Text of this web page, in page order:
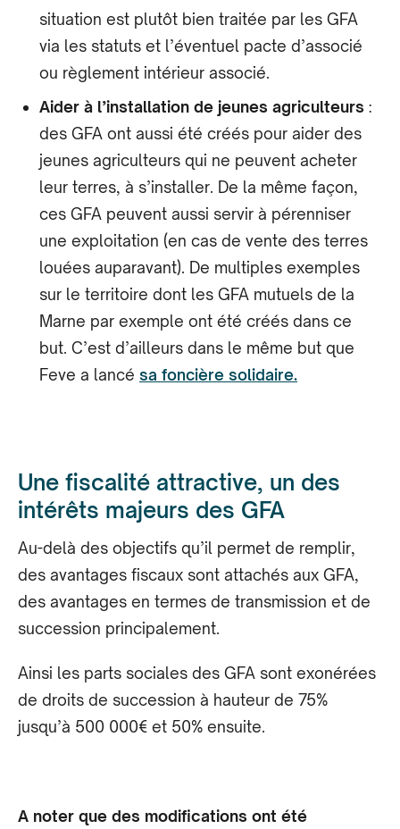
situation est plutôt bien traitée par les GFA
via les statuts et l’éventuel pacte d’associé
ou règlement intérieur associé.
Aider à l’installation de jeunes agriculteurs :
des GFA ont aussi été créés pour aider des
jeunes agriculteurs qui ne peuvent acheter
leur terres, à s’installer. De la même façon,
ces GFA peuvent aussi servir à pérenniser
une exploitation (en cas de vente des terres
louées auparavant). De multiples exemples
sur le territoire dont les GFA mutuels de la
Marne par exemple ont été créés dans ce
but. C’est d’ailleurs dans le même but que
Feve a lancé sa foncière solidaire.
Une fiscalité attractive, un des
intérêts majeurs des GFA
Au-delà des objectifs qu’il permet de remplir,
des avantages fiscaux sont attachés aux GFA,
des avantages en termes de transmission et de
succession principalement.
Ainsi les parts sociales des GFA sont exonérées
de droits de succession à hauteur de 75%
jusqu’à 500 000€ et 50% ensuite.
A noter que des modifications ont été